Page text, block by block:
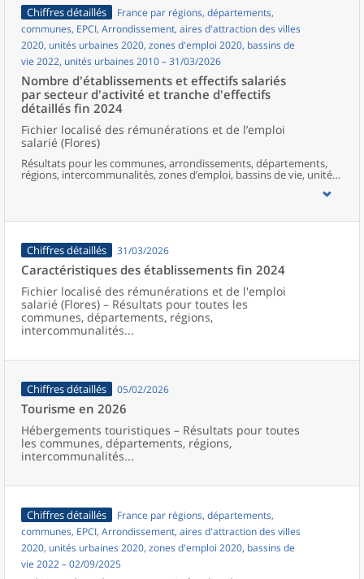
Chiffres détaillés
France par régions, départements,
communes, EPCI, Arrondissement, aires d'attraction des villes
2020, unités urbaines 2020, zones d'emploi 2020, bassins de
vie 2022, unités urbaines 2010 – 31/03/2026
Nombre d'établissements et effectifs salariés
par secteur d'activité et tranche d'effectifs
détaillés fin 2024
Fichier localisé des rémunérations et de l’emploi
salarié (Flores)
Résultats pour les communes, arrondissements, départements,
régions, intercommunalités, zones d’emploi, bassins de vie, unités
urbaines et aires d’attraction des villes de France.
Chiffres détaillés 31/03/2026
Caractéristiques des établissements fin 2024
Fichier localisé des rémunérations et de l'emploi
salarié (Flores) – Résultats pour toutes les
communes, départements, régions,
intercommunalités...
Chiffres détaillés 05/02/2026
Tourisme en 2026
Hébergements touristiques – Résultats pour toutes
les communes, départements, régions,
intercommunalités...
Chiffres détaillés
France par régions, départements,
communes, EPCI, Arrondissement, aires d'attraction des villes
2020, unités urbaines 2020, zones d'emploi 2020, bassins de
vie 2022 – 02/09/2025